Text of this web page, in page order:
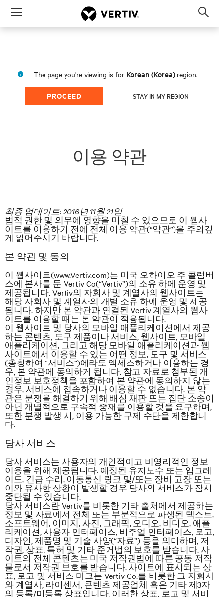
Menu
The page you're viewing is for Korean (Korea) region.
PROCEED STAY IN MY REGION
이용 약관
최종 업데이트: 2016년 11월 21일
법적 권한 및 의무에 영향을 미칠 수 있으므로 이 웹사
이트를 이용하기 전에 전체 이용 약관(“약관”)을 주의깊
게 읽어주시기 바랍니다.
본 약관 및 동의
이 웹사이트(www.Vertiv.com)는 미국 오하이오 주 콜럼버
스에 본사를 둔 Vertiv Co(“Vertiv”)의 소유 하에 운영 및
제공됩니다. Vertiv의 자회사 및 계열사의 웹사이트는
해당 자회사 및 계열사의 개별 소유 하에 운영 및 제공
됩니다. 하지만 본 약관과 연결된 Vertiv 계열사의 웹사
이트를 이용할 때는 본 약관이 적용됩니다.
이 웹사이트 및 당사의 모바일 애플리케이션에서 제공
하는 콘텐츠, 도구 제품이나 서비스, 웹사이트, 모바일
애플리케이션, 그리고 해당 모바일 애플리케이션과 웹
사이트에서 이용할 수 있는 어떤 정보, 도구 및 서비스
(총칭하여 “서비스”)에라도 액세스하거나 이용하는 경
우, 본 약관에 동의하게 됩니다. 참고 자료로 첨부된 개
인정보 보호정책을 포함하여 본 약관에 동의하지 않는
경우, 서비스에 접속하거나 이용할 수 없습니다. 본 약
관은 분쟁을 해결하기 위해 배심 재판 또는 집단 소송이
아닌 개별적으로 구속적 중재를 이용할 것을 요구하며,
또한 분쟁 발생 시, 이용 가능한 구제 수단을 제한합니
다.
당사 서비스
당사 서비스는 사용자의 개인적이고 비영리적인 정보
이용을 위해 제공됩니다. 예정된 유지보수 또는 업그레
이드, 긴급 수리, 이동통신 링크 및/또는 장비 고장 또는
이와 유사한 상황이 발생할 경우 당사의 서비스가 잠시
중단될 수 있습니다.
당사 서비스란 Vertiv를 비롯한 기타 출처에서 제공하는
정보 및 자료에서 전체 또는 부분적으로 파생된 텍스트,
소프트웨어, 이미지, 사진, 그래픽, 오디오, 비디오, 애플
리케이션, 사용자 인터페이스, 비주얼 인터페이스, 로고,
디자인, 제품명 및 기술 사양(“자료”) 등을 의미하며, 저
작권, 상표, 특허 및 기타 준거법의 보호를 받습니다. 사
이트의 전체 콘텐츠는 미국 저작권법에 따른 공동 저작
물로서 저작권 보호를 받습니다. 사이트에 표시되는 상
표, 로고 및 서비스 마크는 VertivCo.를 비롯한 그 자회사
와 계열사, 라이센서, 콘텐츠 제공업체 혹은 기타 제3자
의 등록/미등록 상표입니다. 이러한 상표, 로고 및 서비